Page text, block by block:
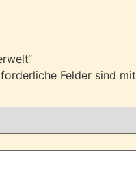
Felder sind mit